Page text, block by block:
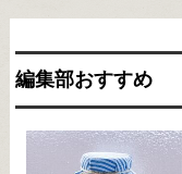
編集部おすすめ